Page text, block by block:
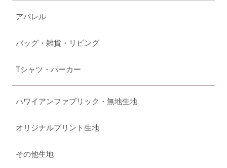
アパレル
バッグ・雑貨・リビング
Tシャツ・パーカー
ハワイアンファブリック・無地生地
オリジナルプリント生地
その他生地